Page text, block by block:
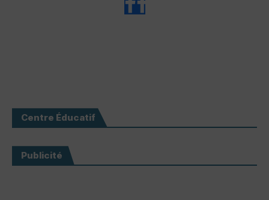
Centre Éducatif
Publicité